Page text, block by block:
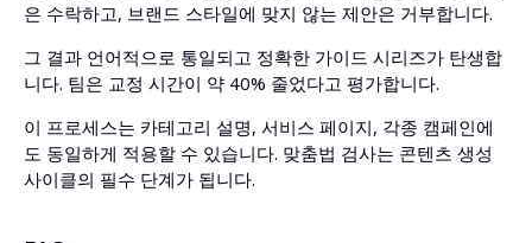
은 수락하고, 브랜드 스타일에 맞지 않는 제안은 거부합니다.
그 결과 언어적으로 통일되고 정확한 가이드 시리즈가 탄생합
니다. 팀은 교정 시간이 약 40% 줄었다고 평가합니다.
이 프로세스는 카테고리 설명, 서비스 페이지, 각종 캠페인에
도 동일하게 적용할 수 있습니다. 맞춤법 검사는 콘텐츠 생성
사이클의 필수 단계가 됩니다.